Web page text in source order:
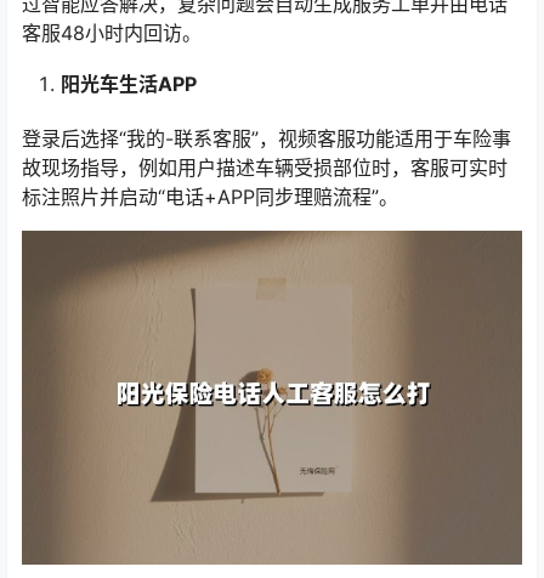
客服48小时内回访。
阳光车生活APP
登录后选择“我的-联系客服”，视频客服功能适用于车险事
故现场指导，例如用户描述车辆受损部位时，客服可实时
标注照片并启动“电话+APP同步理赔流程”。